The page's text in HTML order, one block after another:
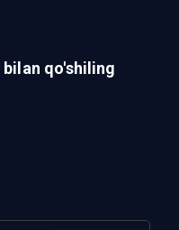
qo'shiling